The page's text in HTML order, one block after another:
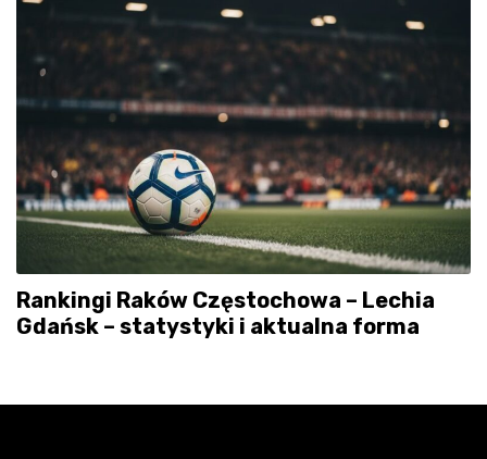
Rankingi Raków Częstochowa – Lechia
Gdańsk – statystyki i aktualna forma